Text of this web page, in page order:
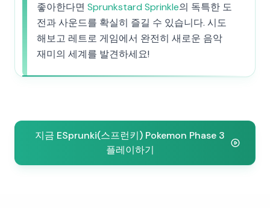
좋아한다면 Sprunkstard Sprinkle의 독특한 도
전과 사운드를 확실히 즐길 수 있습니다. 시도
해보고 레트로 게임에서 완전히 새로운 음악
재미의 세계를 발견하세요!
지금 ESprunki(스프런키) Pokemon Phase 3
플레이하기